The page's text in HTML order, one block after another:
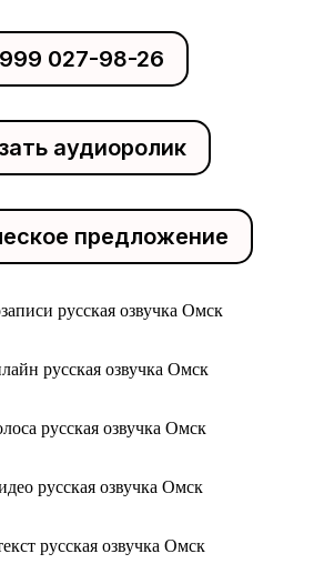
027-98-26
аудиоролик
предложение
русская озвучка Омск
русская озвучка Омск
русская озвучка Омск
русская озвучка Омск
русская озвучка Омск